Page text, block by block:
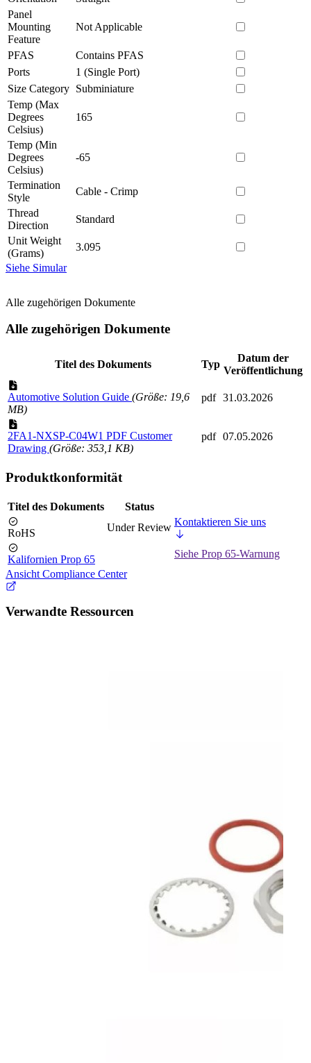
Panel
Mounting
Feature
Not Applicable
PFAS
Contains PFAS
Ports
1 (Single Port)
Size Category Subminiature
Temp (Max
Degrees
Celsius)
165
Temp (Min
Degrees
Celsius)
-65
Termination
Style
Cable - Crimp
Thread
Direction
Standard
Unit Weight
(Grams)
3.095
Siehe Simular
Alle zugehörigen Dokumente
Alle zugehörigen Dokumente
Titel des Dokuments Typ
Datum der
Veröffentlichung
Automotive Solution Guide (Größe: 19,6
MB)
pdf 31.03.2026
2FA1-NXSP-C04W1 PDF Customer
Drawing (Größe: 353,1 KB)
pdf 07.05.2026
Produktkonformität
Titel des Dokuments Status
RoHS Under Review Kontaktieren Sie uns
Kalifornien Prop 65
Siehe Prop 65-Warnung
Ansicht Compliance Center
Verwandte Ressourcen